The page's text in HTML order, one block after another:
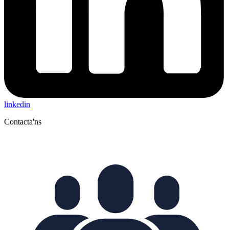
linkedin
Contacta'ns